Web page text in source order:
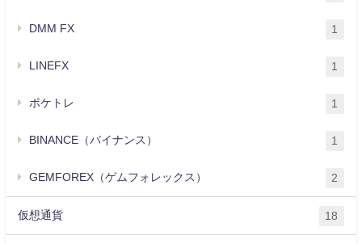
DMM FX 1
LINEFX 1
ポケトレ 1
BINANCE（バイナンス） 1
GEMFOREX（ゲムフォレックス） 2
仮想通貨 18